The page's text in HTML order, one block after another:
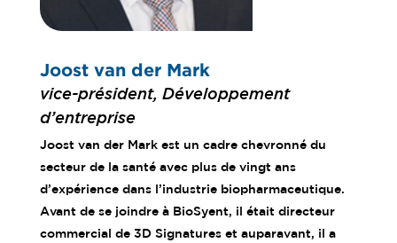
Joost van der Mark
vice-président, Développement
d’entreprise
Joost van der Mark est un cadre chevronné du
secteur de la santé avec plus de vingt ans
d’expérience dans l’industrie biopharmaceutique.
Avant de se joindre à BioSyent, il était directeur
commercial de 3D Signatures et auparavant, il a